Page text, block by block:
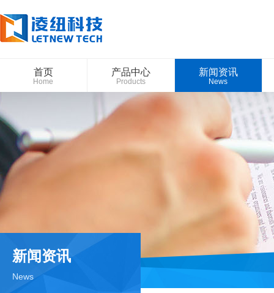
首页
Home
产品中心
Products
新闻资讯
News
新闻资讯
News